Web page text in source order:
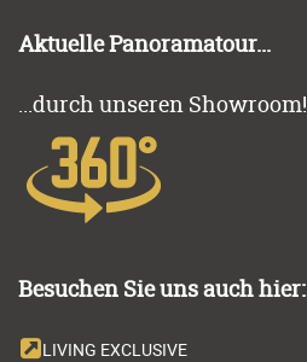
Aktuelle Panoramatour...
...durch unseren Showroom!
Besuchen Sie uns auch hier:
LIVING EXCLUSIVE